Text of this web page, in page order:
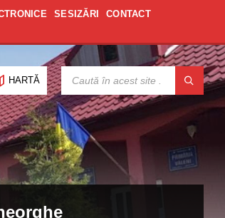
SESIZĂRI CONTACT
HARTĂ
CAUTĂ: